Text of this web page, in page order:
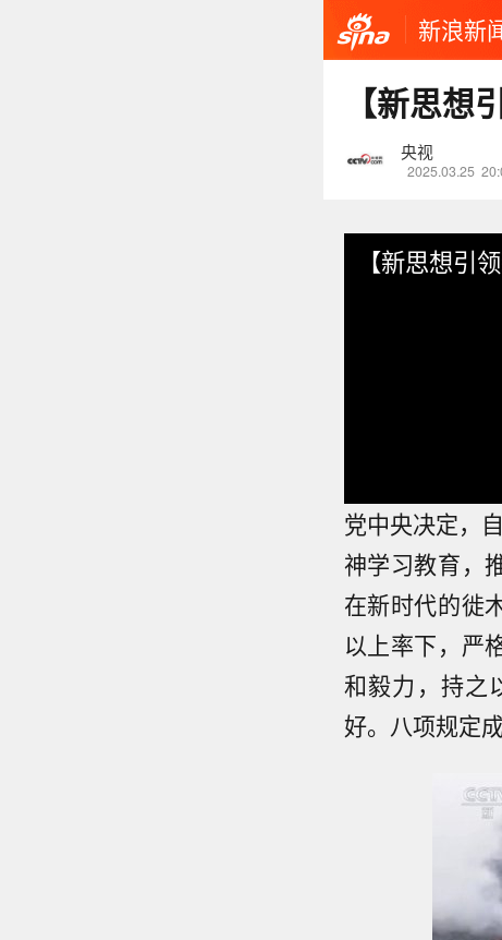
新浪新
【新思想
央视
2025.03.25
【新思想引
党中央决定，
神学习教育，
在新时代的徙
以上率下，严
和毅力，持之
好。八项规定